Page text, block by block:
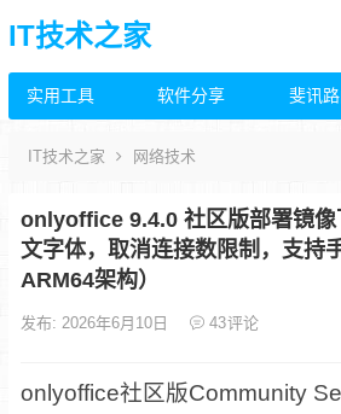
IT技术之家
实用工具 软件分享 斐讯
IT技术之家 网络技术
onlyoffice 9.4.0 社区版部署镜像
文字体，取消连接数限制，支持
ARM64架构）
发布: 2026年6月10日 43评论
onlyoffice社区版Community